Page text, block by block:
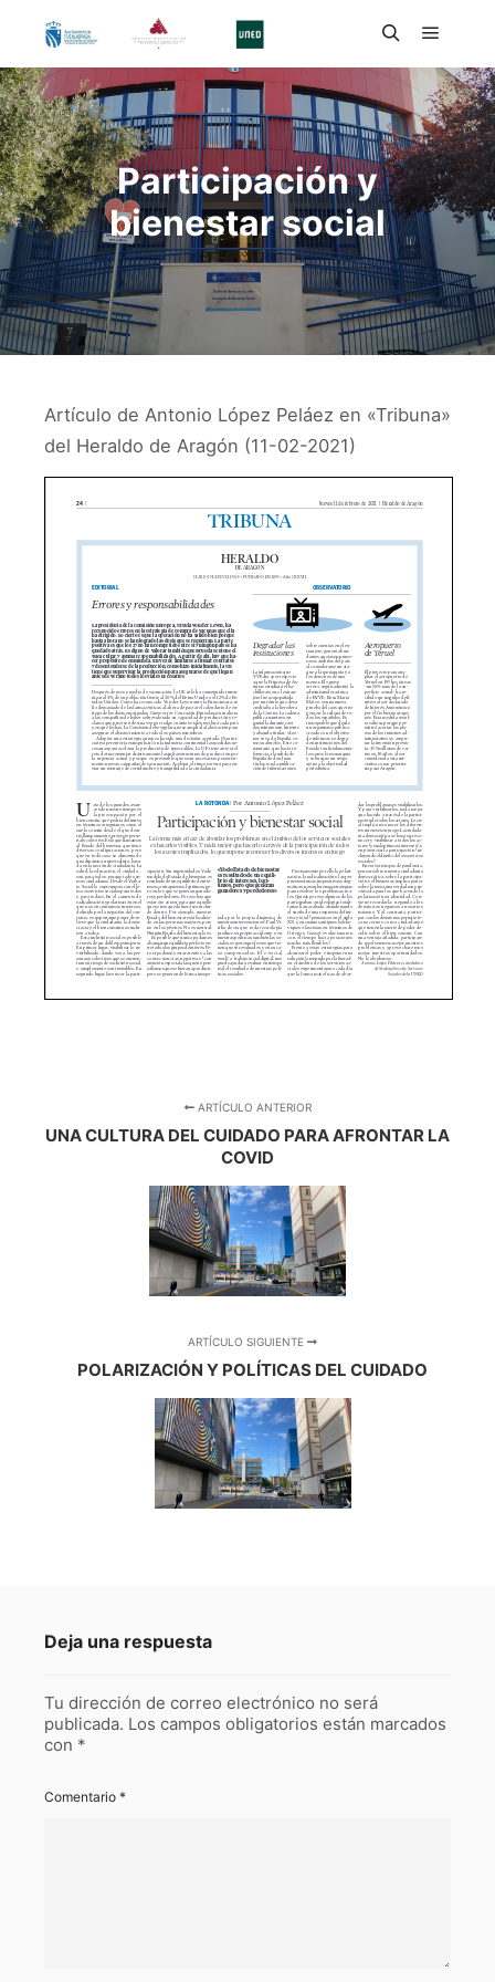
Participación y
bienestar social
Artículo de Antonio López Peláez en «Tribuna»
del Heraldo de Aragón (11-02-2021)
ARTÍCULO ANTERIOR
UNA CULTURA DEL CUIDADO PARA AFRONTAR LA
COVID
ARTÍCULO SIGUIENTE
POLARIZACIÓN Y POLÍTICAS DEL CUIDADO
Deja una respuesta
Tu dirección de correo electrónico no será
publicada. Los campos obligatorios están marcados
con *
Comentario *